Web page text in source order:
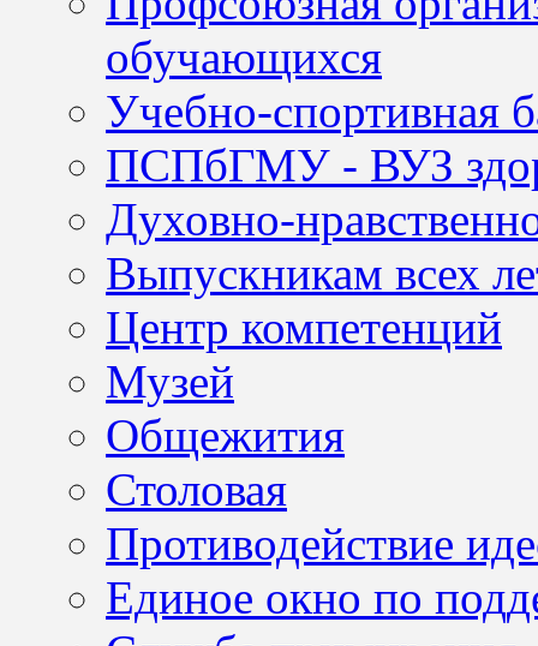
обучающихся
Учебно-спортивная
ПСПбГМУ - ВУЗ
Духовно-
Выпускникам всех
Центр компетенций
Музей
Общежития
Столовая
Противодействие
Единое окно по